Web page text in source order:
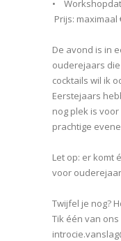
•
Prijs:
De avond is in
ouderejaars
cocktails wil ik
Eerstejaars
nog plek is
prachtige
Let op: er komt
voor
Twijfel je nog?
Tik één van